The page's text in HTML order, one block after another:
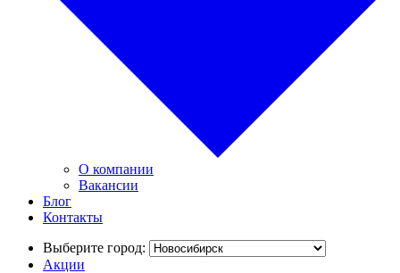
О компании
Вакансии
Блог
Контакты
Выберите город:
Акции